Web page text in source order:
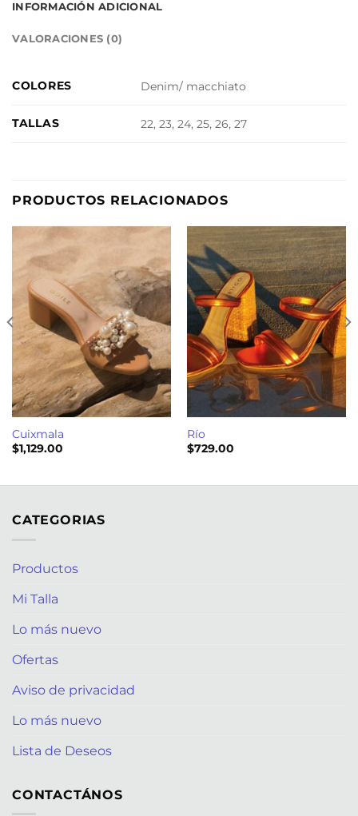
INFORMACIÓN ADICIONAL
VALORACIONES (0)
COLORES Denim/ macchiato
TALLAS 22, 23, 24, 25, 26, 27
PRODUCTOS RELACIONADOS
Cuixmala
$1,129.00
Río
$729.00
CATEGORIAS
Productos
Mi Talla
Lo más nuevo
Ofertas
Aviso de privacidad
Lo más nuevo
Lista de Deseos
CONTACTÁNOS